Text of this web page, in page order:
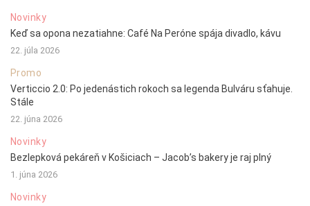
Novinky
Keď sa opona nezatiahne: Café Na Peróne spája divadlo, kávu
22. júla 2026
Promo
Verticcio 2.0: Po jedenástich rokoch sa legenda Bulváru sťahuje.
Stále
22. júna 2026
Novinky
Bezlepková pekáreň v Košiciach – Jacob’s bakery je raj plný
1. júna 2026
Novinky